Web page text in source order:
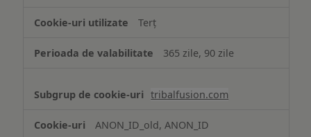
Terț
365 zile, 90 zile
tribalfusion.com
ANON_ID_old, ANON_ID